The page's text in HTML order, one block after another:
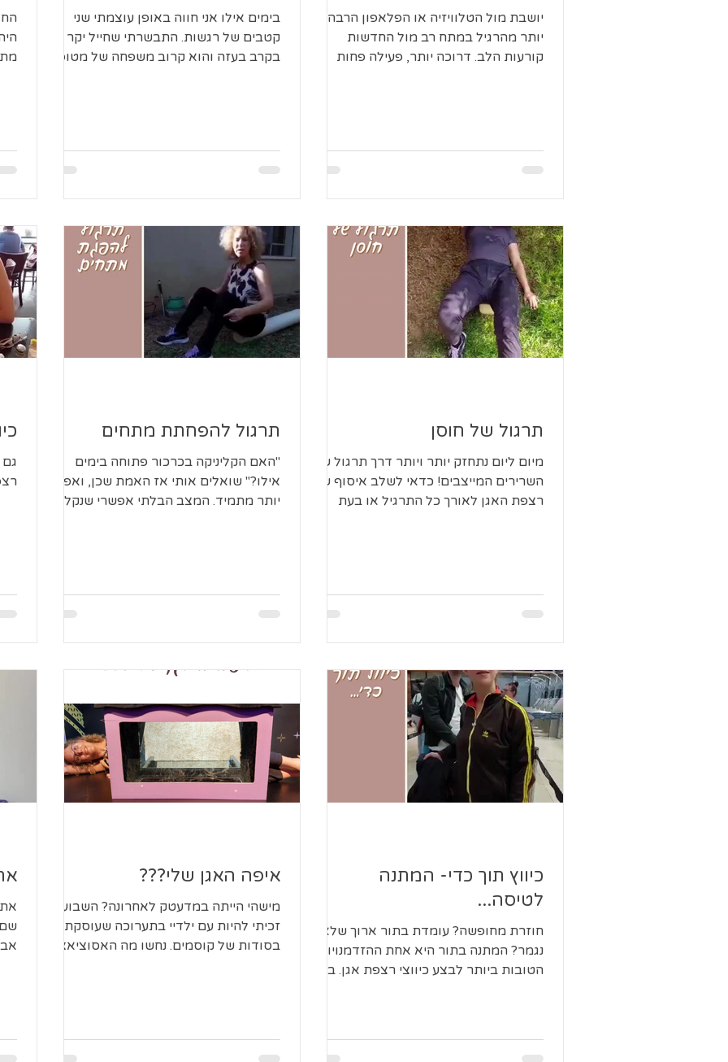
יושבת מול הטלוויזיה או הפלאפון הרבה
יותר מהרגיל במתח רב מול החדשות
קורעות הלב. דרוכה יותר, פעילה פחות
בימים אילו אני חווה באופן עוצמתי שני
קטבים של רגשות. התבשרתי שחייל יקר מת
בקרב בעזה והוא קרוב משפחה של מטופל
תרגול של חוסן
מיום ליום נתחזק יותר ויותר דרך תרגול של
השרירים המייצבים! כדאי לשלב איסוף של
רצפת האגן לאורך כל התרגיל או בעת
תרגול להפחתת מתחים
"האם הקליניקה בכרכור פתוחה בימים
אילו?" שואלים אותי אז האמת שכן, ואפילו
יותר מתמיד. המצב הבלתי אפשרי שנקלענו
כיווץ תוך כדי- המתנה
לטיסה...
חוזרת מחופשה? עומדת בתור ארוך שלא
נגמר? המתנה בתור היא אחת ההזדמנויות
הטובות ביותר לבצע כיווצי רצפת אגן. בצעי
איפה האגן שלי???
מישהי הייתה במדעטק לאחרונה? השבוע
זכיתי להיות עם ילדיי בתערוכה שעוסקת
בסודות של קוסמים. נחשו מה האסוציאציה